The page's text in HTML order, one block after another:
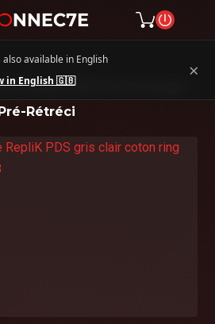
RepliK PDS Déstockage –
Rétréci
also available in English
in English 🇬🇧
×